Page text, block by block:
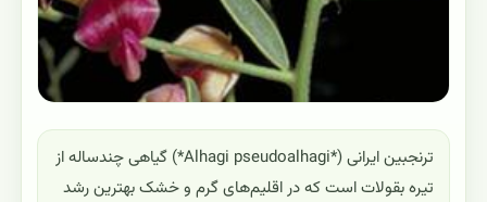
ترنجبین ایرانی (*Alhagi pseudoalhagi*) گیاهی چندساله از
تیره بقولات است که در اقلیم‌های گرم و خشک بهترین رشد